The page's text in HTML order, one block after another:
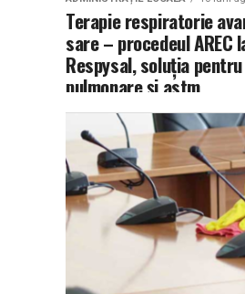
Terapie respiratorie
sare – procedeul AREC
Respysal, soluția
pulmonare și astm